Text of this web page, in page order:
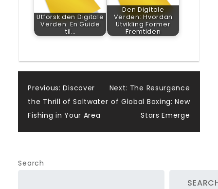
Utforsk den Digitale
Verden: En Guide
til…
Den Digitale
Verden: Hvordan
Utvikling Former
Fremtiden
Post
navigation
Previous: Discover
the Thrill of Saltwater
Fishing in Your Area
Next: The Resurgence
of Global Boxing: New
Stars Emerge
Search